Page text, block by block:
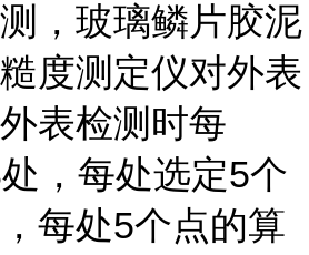
，玻璃鳞片胶泥
度测定仪对外表
表检测时每
处，每处选定5个
每处5个点的算